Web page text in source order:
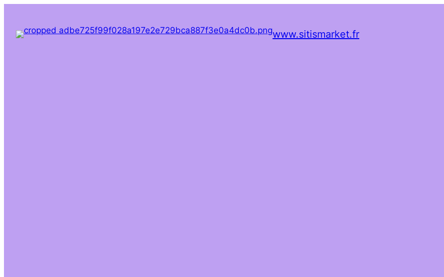
www.sitismarket.fr